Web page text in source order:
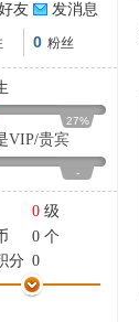
友
发消息
0 粉丝
27%
VIP/贵宾
-
0 级
0 个
分 0
平
0 点